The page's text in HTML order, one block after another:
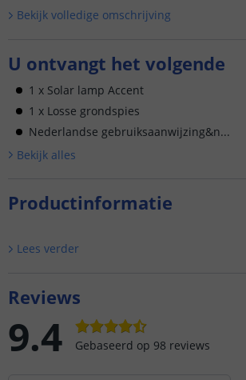
Bekijk volledige omschrijving
U ontvangt het volgende
1 x Solar lamp Accent
1 x Losse grondspies
Nederlandse gebruiksaanwijzing&n...
Bekijk alles
Productinformatie
Lees verder
Reviews
9.4 Gebaseerd op 98 reviews